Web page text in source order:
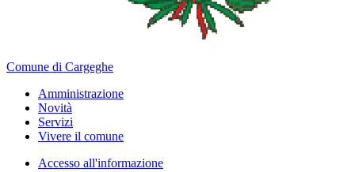
Comune di Cargeghe
Amministrazione
Novità
Servizi
Vivere il comune
Accesso all'informazione